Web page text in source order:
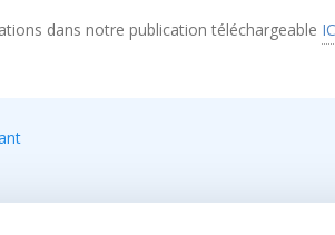
dans notre publication téléchargeable